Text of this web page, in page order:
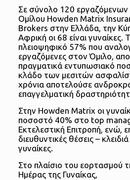
Σε σύνολο 120 εργαζόμενων
Ομίλου Howden Matrix
Brokers στην Ελλάδα, την
Αφρική οι 68 είναι γυναίκες.
πλειοψηφικό 57% που
εργαζόμενες στον Όμιλο,
πραγματικά εντυπωσιακό
κλάδο των μεσιτών
χρόνια αποτελούσε
επαγγελματική
Στην Howden Matrix οι
ποσοστό 40% στο top
Εκτελεστική Επιτροπή, ενώ,
διευθυντικές θέσεις –
γυναίκες.
Στο πλαίσιο του εορτασμού
Ημέρας της Γυναίκας,